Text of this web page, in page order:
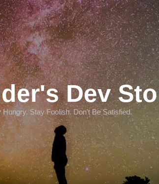
Dev
Hungry. Stay Foolish. Don't Be Satisfied.